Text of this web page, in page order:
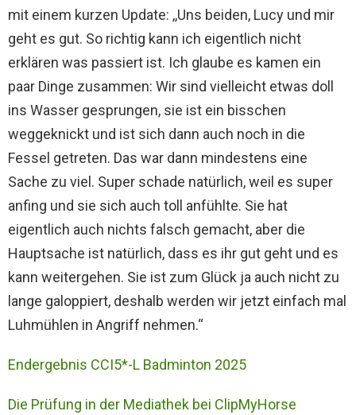
mit einem kurzen Update: ,,Uns beiden, Lucy und mir
geht es gut. So richtig kann ich eigentlich nicht
erklären was passiert ist. Ich glaube es kamen ein
paar Dinge zusammen: Wir sind vielleicht etwas doll
ins Wasser gesprungen, sie ist ein bisschen
weggeknickt und ist sich dann auch noch in die
Fessel getreten. Das war dann mindestens eine
Sache zu viel. Super schade natürlich, weil es super
anfing und sie sich auch toll anfühlte. Sie hat
eigentlich auch nichts falsch gemacht, aber die
Hauptsache ist natürlich, dass es ihr gut geht und es
kann weitergehen. Sie ist zum Glück ja auch nicht zu
lange galoppiert, deshalb werden wir jetzt einfach mal
Luhmühlen in Angriff nehmen.“
Endergebnis CCI5*-L Badminton 2025
Die Prüfung in der Mediathek bei ClipMyHorse